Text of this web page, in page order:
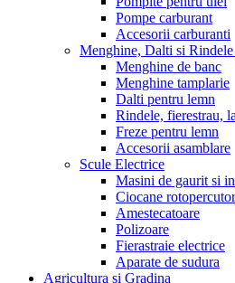
Pompe carburant
Accesorii carburanti
Menghine, Dalti si
Menghine de banc
Menghine tamplarie
Dalti pentru lemn
Rindele, fierestrau,
Freze pentru lemn
Accesorii asamblare
Scule Electrice
Masini de gaurit si
Ciocane rotopercutor
Amestecatoare
Polizoare
Fierastraie electrice
Aparate de sudura
Agricultura si Gradina